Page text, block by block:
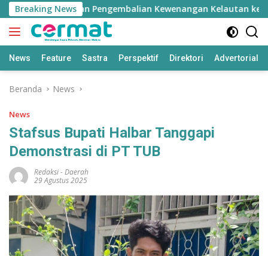
Langsung
ke
konten
Breaking News
Suarakan Pengembalian Kewenangan Kelautan ke
News Feature Sastra Perspektif Direktori Advertorial
Beranda News
News
Stafsus Bupati Halbar Tanggapi
Demonstrasi di PT TUB
Redaksi-Daerah
29 Agustus 2025